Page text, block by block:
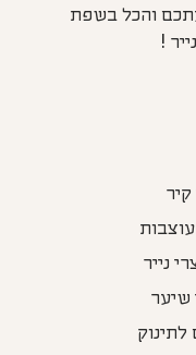
והכל בשפת
!
נייר
שיער
לתינוק